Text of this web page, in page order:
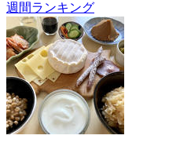
週間ランキング